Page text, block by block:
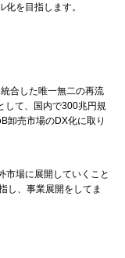
を目指します。
合した唯一無二の再流
して、国内で300兆円規
卸売市場のDX化に取り
市場に展開していくこと
し、事業展開をしてま